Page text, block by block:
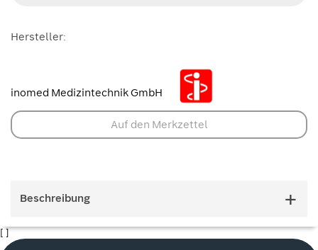
Hersteller:
inomed Medizintechnik GmbH
Auf den Merkzettel
Beschreibung
[ ]